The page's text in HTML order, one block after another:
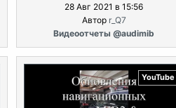
28 Авг 2021 в 15:56
Автор r_Q7
Видеоотчеты @audimib
YouTube